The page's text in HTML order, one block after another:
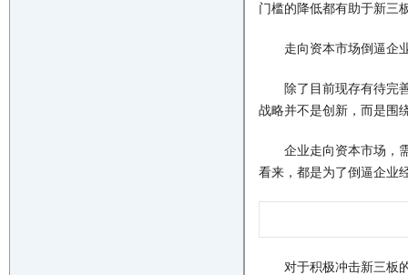
门槛的降低都有助于新三
走向资本市场倒逼企
除了目前现存有待完善
战略并不是创新，而是围
企业走向资本市场，需
看来，都是为了倒逼企业
对于积极冲击新三板的